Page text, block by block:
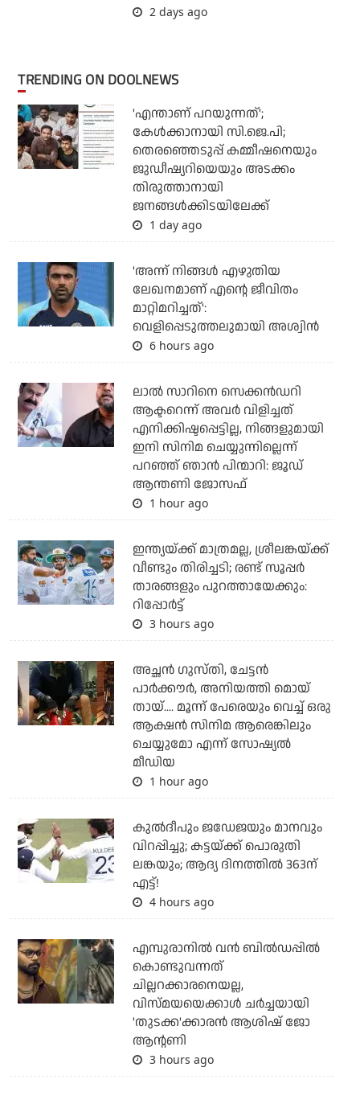
2 days ago
TRENDING ON DOOLNEWS
'എന്താണ് പറയുന്നത്';
കേള്‍ക്കാനായി സി.ജെ.പി;
തെരഞ്ഞെടുപ്പ് കമ്മീഷനെയും
ജുഡീഷ്യറിയെയും അടക്കം
തിരുത്താനായി
ജനങ്ങള്‍ക്കിടയിലേക്ക്
1 day ago
'അന്ന് നിങ്ങള്‍ എഴുതിയ
ലേഖനമാണ് എന്റെ ജീവിതം
മാറ്റിമറിച്ചത്':
വെളിപ്പെടുത്തലുമായി അശ്വിന്‍
6 hours ago
ലാല്‍ സാറിനെ സെക്കന്‍ഡറി
ആക്ടറെന്ന് അവര്‍ വിളിച്ചത്
എനിക്കിഷ്ടപ്പെട്ടില്ല, നിങ്ങളുമായി
ഇനി സിനിമ ചെയ്യുന്നില്ലെന്ന്
പറഞ്ഞ് ഞാന്‍ പിന്മാറി: ജൂഡ്
ആന്തണി ജോസഫ്
1 hour ago
ഇന്ത്യയ്ക്ക് മാത്രമല്ല, ശ്രീലങ്കയ്ക്ക്
വീണ്ടും തിരിച്ചടി; രണ്ട് സൂപ്പര്‍
താരങ്ങളും പുറത്തായേക്കും:
റിപ്പോര്‍ട്ട്
3 hours ago
അച്ഛന്‍ ഗുസ്തി, ചേട്ടന്‍
പാര്‍ക്കൗര്‍, അനിയത്തി മൊയ്
തായ്.... മൂന്ന് പേരെയും വെച്ച് ഒരു
ആക്ഷന്‍ സിനിമ ആരെങ്കിലും
ചെയ്യുമോ എന്ന് സോഷ്യല്‍
മീഡിയ
1 hour ago
കുല്‍ദീപും ജഡേജയും മാനവും
വിറപ്പിച്ചു; കട്ടയ്ക്ക് പൊരുതി
ലങ്കയും; ആദ്യ ദിനത്തില്‍ 363ന്
എട്ട്!
4 hours ago
എമ്പുരാനില്‍ വന്‍ ബില്‍ഡപ്പില്‍
കൊണ്ടുവന്നത്
ചില്ലറക്കാരനെയല്ല,
വിസ്മയയെക്കാള്‍ ചര്‍ച്ചയായി
'തുടക്ക'ക്കാരന്‍ ആശിഷ് ജോ
ആന്റണി
3 hours ago